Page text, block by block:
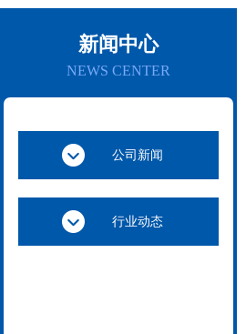
新闻中心
NEWS CENTER
公司新闻
行业动态